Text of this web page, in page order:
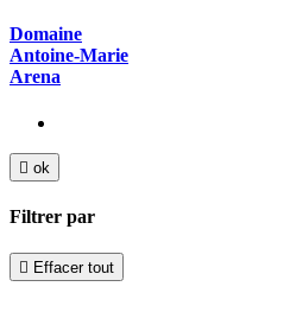
Domaine
Antoine-Marie
Arena
 ok
Filtrer par
 Effacer tout